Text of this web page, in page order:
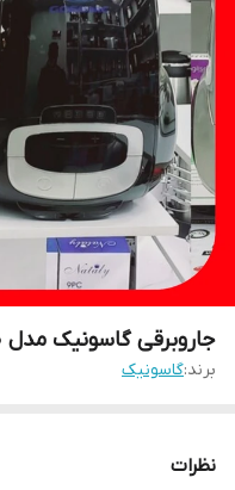
جاروبرقی گاسونیک مدل GSV-3500
برند:گاسونیک
نظرات